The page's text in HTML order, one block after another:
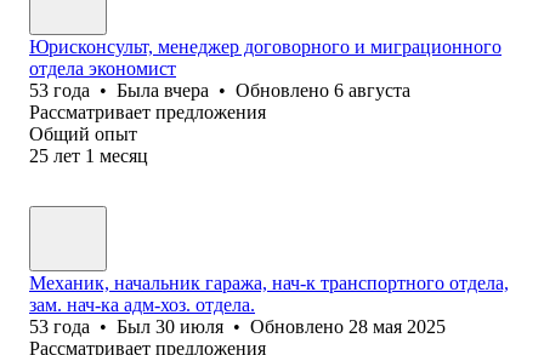
Юрисконсульт, менеджер договорного и миграционного
отдела экономист
53 года • Была вчера • Обновлено 6 августа
Рассматривает предложения
Общий опыт
25 лет 1 месяц
Механик, начальник гаража, нач-к транспортного отдела,
зам. нач-ка адм-хоз. отдела.
53 года • Был 30 июля • Обновлено 28 мая 2025
Рассматривает предложения